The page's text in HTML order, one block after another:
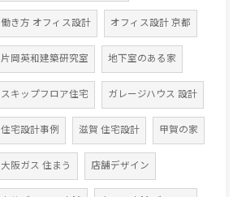
働き方 オフィス設計 オフィス設計 京都
片岡英和建築研究室 地下室のある家
スキップフロア住宅 ガレージハウス 設計
住宅設計事例 滋賀 住宅設計 甲賀の家
大阪ガス 住まう 店舗デザイン